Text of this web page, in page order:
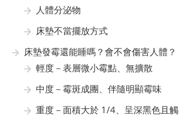
人體分泌物
床墊不當擺放方式
床墊發霉還能睡嗎？會不會傷害人體？
輕度－表層微小霉點、無擴散
中度－霉斑成團、伴隨明顯霉味
重度－面積大於 1/4、呈深黑色且